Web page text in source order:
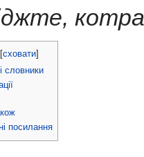
сховати
словники
посилання